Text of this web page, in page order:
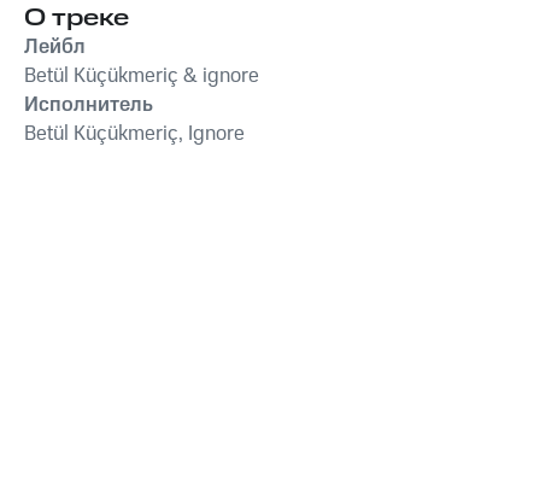
О треке
Лейбл
Betül Küçükmeriç & ignore
Исполнитель
Betül Küçükmeriç, Ignore